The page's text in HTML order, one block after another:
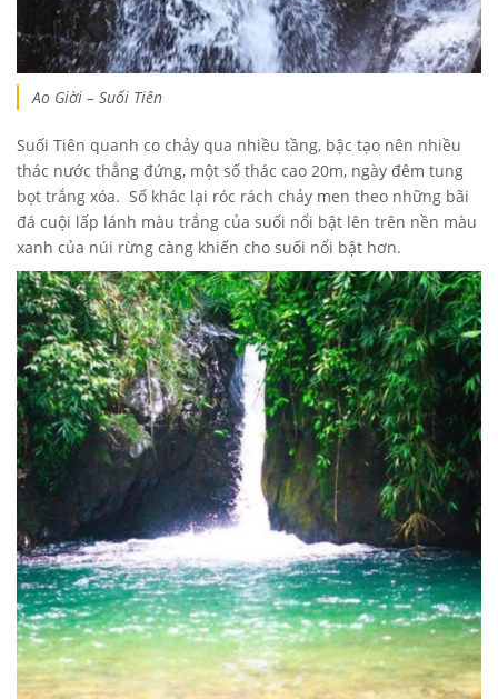
Ao Giời – Suối Tiên
Suối Tiên quanh co chảy qua nhiều tầng, bậc tạo nên nhiều
thác nước thẳng đứng, một số thác cao 20m, ngày đêm tung
bọt trắng xóa. Số khác lại róc rách chảy men theo những bãi
đá cuội lấp lánh màu trắng của suối nổi bật lên trên nền màu
xanh của núi rừng càng khiến cho suối nổi bật hơn.